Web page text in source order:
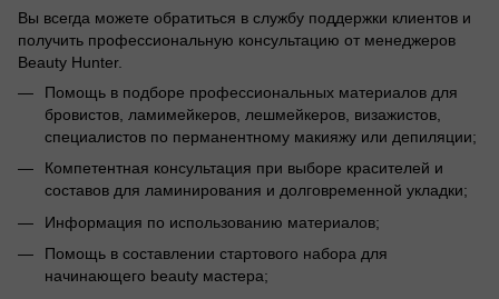
Вы всегда можете обратиться в службу поддержки клиентов и
получить профессиональную консультацию от менеджеров
Beauty Hunter.
Помощь в подборе профессиональных материалов для
бровистов, ламимейкеров, лешмейкеров, визажистов,
специалистов по перманентному макияжу или депиляции;
Компетентная консультация при выборе красителей и
составов для ламинирования и долговременной укладки;
Информация по использованию материалов;
Помощь в составлении стартового набора для
начинающего beauty мастера;